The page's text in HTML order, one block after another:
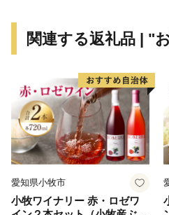
【お問い合わせ】
西都市役所 総合政策課
TEL 0570-03-1104
FAX 0983-43-3654
mail furusato@city.saito.lg.jp
関連する返礼品 | "
愛知県小牧市
小牧ワイナリー 赤・ロゼワ